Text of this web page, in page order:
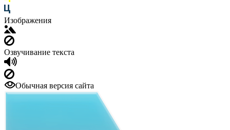
Изображения
Озвучивание текста
Обычная версия сайта